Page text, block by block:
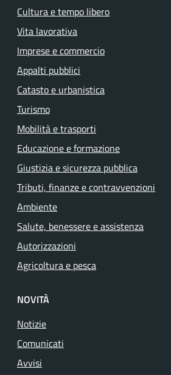
Cultura e tempo libero
Vita lavorativa
Imprese e commercio
Appalti pubblici
Catasto e urbanistica
Turismo
Mobilità e trasporti
Educazione e formazione
Giustizia e sicurezza pubblica
Tributi, finanze e contravvenzioni
Ambiente
Salute, benessere e assistenza
Autorizzazioni
Agricoltura e pesca
NOVITÀ
Notizie
Comunicati
Avvisi